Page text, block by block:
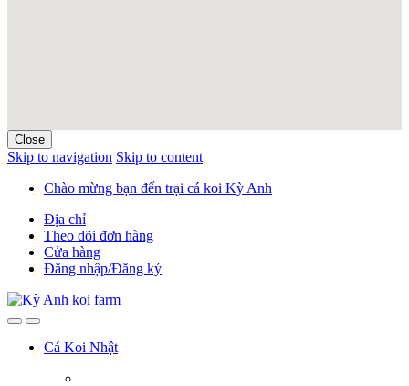
Close
Skip to navigation Skip to content
Chào mừng bạn đến trại cá koi Kỳ Anh
Địa chỉ
Theo dõi đơn hàng
Cửa hàng
Đăng nhập/Đăng ký
Cá Koi Nhật